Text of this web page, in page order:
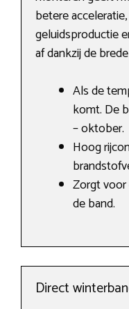
betere
geluidsproductie
af dankzij de
Als de
komt. De
– oktober.
Hoog
Zorgt
de band.
Direct